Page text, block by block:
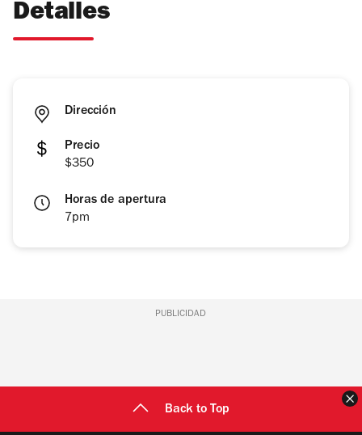
Detalles
Dirección
Precio
$350
Horas de apertura
7pm
PUBLICIDAD
Back to Top